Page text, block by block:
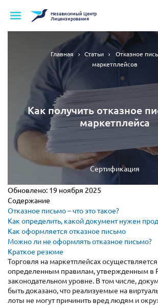
НезависимыйЦентр
Лицензирования
Главная Статьи
Отказное
маркетплейсов
Как получить отказное
маркетплейса
Сертификация
Обновлено: 19 ноября 2025
Содержание
Отказное письмо – что это такое?
Как определить, какой документ нужен
Как оформляется отказное письмо
Можно ли не оформлять отказное письмо?
Краткое резюме
Торговля на маркетплейсах
определенным правилам, утвержденным в
законодательном уровне. В том числе,
быть доказано, что реализуемые на
лоты не могут причинить вред людям и